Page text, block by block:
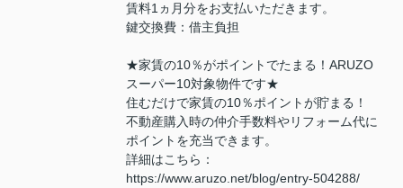
賃料1ヵ月分をお支払いただきます。
鍵交換費：借主負担
★家賃の10％がポイントでたまる！ARUZO
スーパー10対象物件です★
住むだけで家賃の10％ポイントが貯まる！
不動産購入時の仲介手数料やリフォーム代に
ポイントを充当できます。
詳細はこちら：
https://www.aruzo.net/blog/entry-504288/